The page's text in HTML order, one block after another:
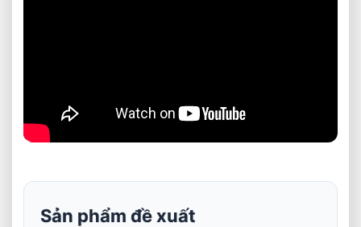
Sản phẩm đề xuất